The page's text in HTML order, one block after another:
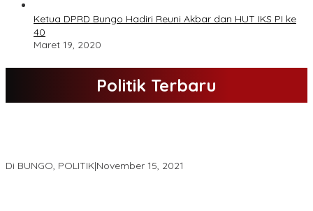
Ketua DPRD Bungo Hadiri Reuni Akbar dan HUT IKS PI ke
40
Maret 19, 2020
Politik Terbaru
Di BUNGO, POLITIK|November 15, 2021